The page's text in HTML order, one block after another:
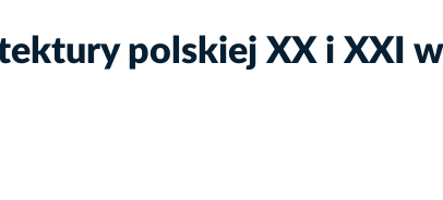
polskiej XX i XXI